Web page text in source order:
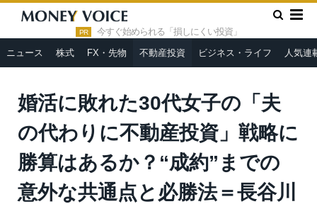
PR 今すぐ始められる「損しにくい投資」
ニュース 株式 FX・先物 不動産投資 ビジネス・ライフ 人気連
HOME » 不動産投資 »
婚活に敗れた30代女子の「夫の代わり
に不動産投資」戦略に勝算はあるか？“成約”までの意外な共通点と必
婚活に敗れた30代女子の「夫
の代わりに不動産投資」戦略に
勝算はあるか？“成約”までの
意外な共通点と必勝法＝長谷川